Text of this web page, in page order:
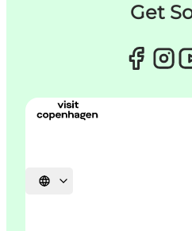
Get
Sprache auswählen